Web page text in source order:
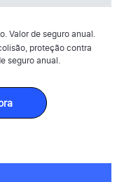
Valor de seguro anual.
proteção contra
seguro anual.